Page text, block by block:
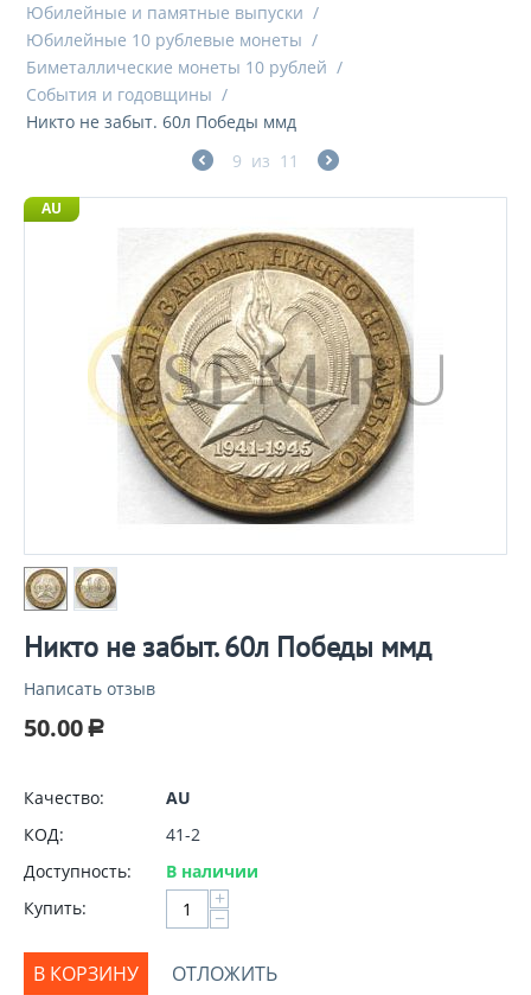
Юбилейные и памятные выпуски /
Юбилейные 10 рублевые монеты /
Биметаллические монеты 10 рублей /
События и годовщины /
Никто не забыт. 60л Победы ммд
9 из 11
AU
Никто не забыт. 60л Победы ммд
Написать отзыв
50.00 Р
Качество:
AU
КОД:
41-2
Доступность:
В наличии
Купить:
+
−
В КОРЗИНУ ОТЛОЖИТЬ